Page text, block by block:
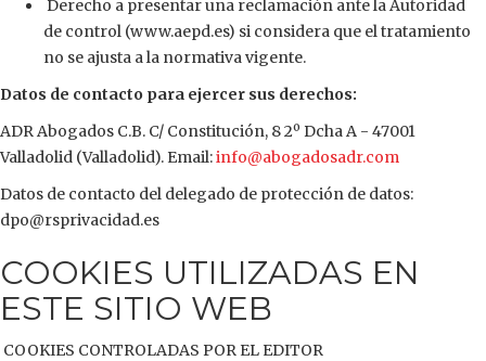
Derecho a presentar una reclamación ante la Autoridad
de control (www.aepd.es) si considera que el tratamiento
no se ajusta a la normativa vigente.
Datos de contacto para ejercer sus derechos:
ADR Abogados C.B. C/ Constitución, 8 2º Dcha A - 47001
Valladolid (Valladolid). Email:info@abogadosadr.com
Datos de contacto del delegado de protección de datos:
dpo@rsprivacidad.es
COOKIES UTILIZADAS EN
ESTE SITIO WEB
COOKIES CONTROLADAS POR EL EDITOR